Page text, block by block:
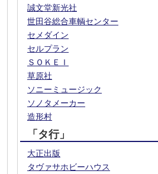
誠文堂新光社
世田谷総合車輌センター
セメダイン
セルプラン
ＳＯＫＥＩ
草原社
ソニーミュージック
ソノタメーカー
造形村
「タ行」
大正出版
タヴァサホビーハウス